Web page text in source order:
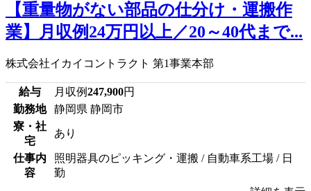
【重量物がない部品の仕分け・運搬作
業】月収例24万円以上／20～40代まで...
株式会社イカイコントラクト 第1事業本部
給与 月収例247,900円
勤務地
静岡県 静岡市
寮・社
宅
あり
仕事内
容
照明器具のピッキング・運搬 / 自動車系工場 / 日
勤